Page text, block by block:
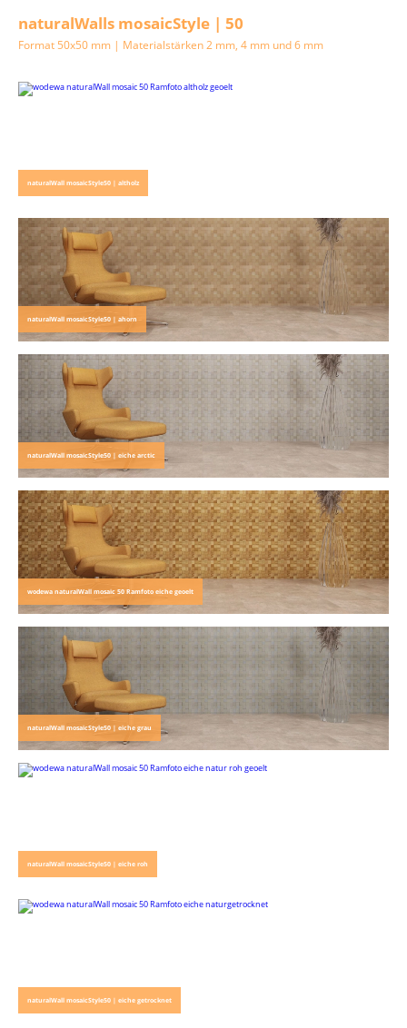
naturalWalls mosaicStyle | 50
Format 50x50 mm | Materialstärken 2 mm, 4 mm und 6 mm
naturalWall mosaicStyle50 | altholz
naturalWall mosaicStyle50 | ahorn
naturalWall mosaicStyle50 | eiche arctic
wodewa naturalWall mosaic 50 Ramfoto eiche geoelt
naturalWall mosaicStyle50 | eiche grau
naturalWall mosaicStyle50 | eiche roh
naturalWall mosaicStyle50 | eiche getrocknet